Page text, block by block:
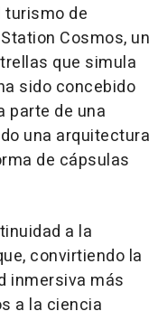
turismo de
Cosmos, un
que simula
sido concebido
parte de una
una arquitectura
de cápsulas
a la
convirtiendo la
inmersiva más
a la ciencia